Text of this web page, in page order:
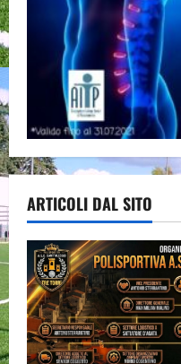
ARTICOLI DAL SITO